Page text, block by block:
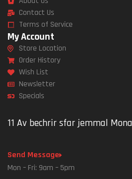
Contact Us
Terms of Service
My Account
Store Location
Order History
Wish List
Newsletter
Specials
11 Av bechrir sfar jemmal
Send Message
Mon – Fri: 9am – 5pm